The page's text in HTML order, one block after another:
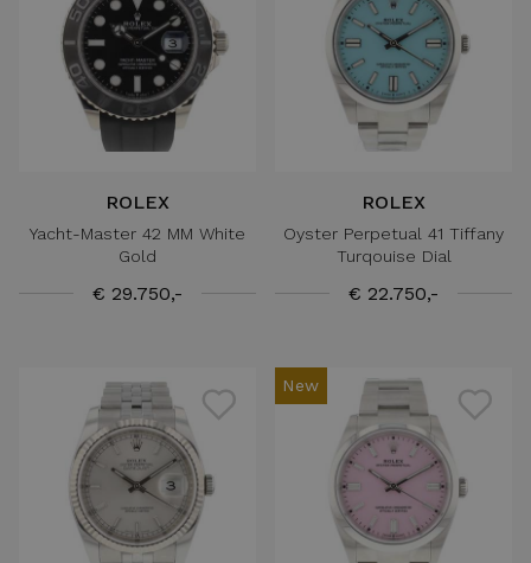
ROLEX
Yacht-Master 42 MM White
Gold
€ 29.750,-
ROLEX
Oyster Perpetual 41 Tiffany
Turqouise Dial
€ 22.750,-
New